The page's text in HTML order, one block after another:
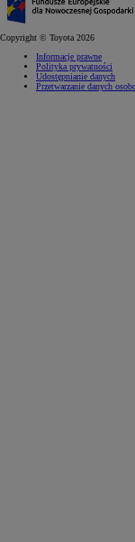
Copyright © Toyota 2026
Informacje prawne
Polityka prywatności
Udostępnianie danych
Przetwarzanie danych